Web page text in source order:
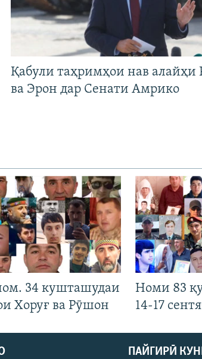
Қабули таҳримҳои нав алайҳи
ва Эрон дар Сенати Амрико
34 кушташудаи
Хоруғ ва Рӯшон
Номи 83
14-17
ПАЙГИРӢ